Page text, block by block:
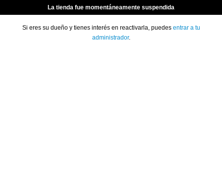
La tienda fue momentáneamente suspendida
Si eres su dueño y tienes interés en reactivarla, puedes entrar a tu
administrador.